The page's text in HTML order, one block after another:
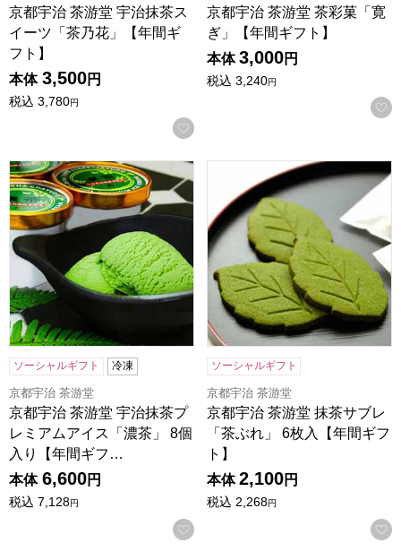
京都宇治 茶游堂 宇治抹茶ス
イーツ「茶乃花」【年間ギ
フト】
本体 3,500円
税込 3,780円
お気に入りに登録する
京都宇治 茶游堂 茶彩菓「寛
ぎ」【年間ギフト】
本体 3,000円
税込 3,240円
京都宇治 茶游堂 宇治抹茶プレミアムアイス「濃茶」 8個入
ソーシャルギフト 冷凍
京都宇治 茶游堂
京都宇治 茶游堂 宇治抹茶プ
レミアムアイス「濃茶」 8個
入り【年間ギフ…
本体 6,600円
税込 7,128円
お気に入りに登録する
京都宇治 茶游堂 抹茶サブレ
ソーシャルギフト
京都宇治 茶游堂
京都宇治 茶游堂 抹茶サブレ
「茶ぶれ」 6枚入【年間ギフ
ト】
本体 2,100円
税込 2,268円